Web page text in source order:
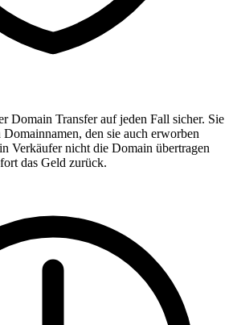
Domain Transfer auf jeden Fall sicher. Sie
den sie auch erworben
Verkäufer nicht die Domain übertragen
das Geld zurück.